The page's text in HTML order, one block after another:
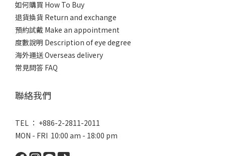
如何購買 How To Buy
退貨換貨 Return and exchange
預約試戴 Make an appointment
度數說明 Description of eye degree
海外運送 Overseas delivery
常見問答 FAQ
聯絡我們
TEL ： +886-2-2811-2011
MON - FRI 10:00 am - 18:00 pm